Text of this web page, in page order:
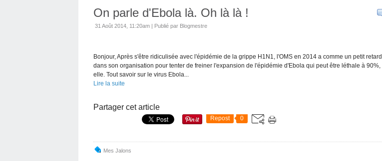
On parle d'Ebola là. Oh là là !
31 Août 2014, 11:20am | Publié par Blogmestre
Bonjour, Après s'être ridiculisée avec l'épidémie de la grippe H1N1, l'OMS en 2014 a comme un petit retard
dans son organisation pour tenter de freiner l'expansion de l'épidémie d'Ebola qui peut être léthale à 90%,
elle. Tout savoir sur le virus Ebola...
Lire la suite
Partager cet article
Repost 0
Mes Jalons